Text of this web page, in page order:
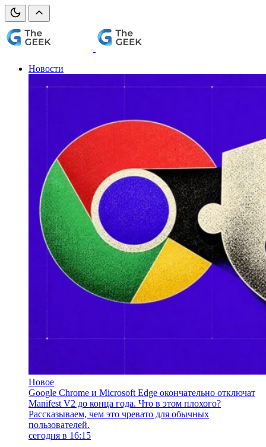
Новости
Новое
Google Chrome и Microsoft Edge окончательно отключат
Manifest V2 до конца года. Что в этом плохого?
Рассказываем, чем это чревато для обычных
пользователей.
сегодня в 16:15